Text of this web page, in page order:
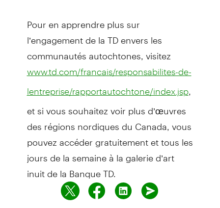
Pour en apprendre plus sur
l’engagement de la TD envers les
communautés autochtones, visitez
www.td.com/francais/responsabilites-de-
lentreprise/rapportautochtone/index.jsp,
et si vous souhaitez voir plus d’œuvres
des régions nordiques du Canada, vous
pouvez accéder gratuitement et tous les
jours de la semaine à la galerie d’art
inuit de la Banque TD.